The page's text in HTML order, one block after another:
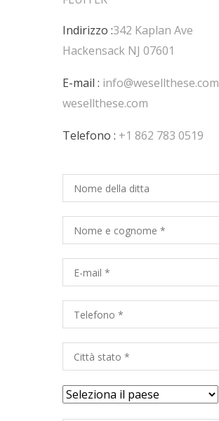
Indirizzo :342 Kaplan Ave
Hackensack NJ 07601
E-mail : info@wesellthese.com
wesellthese.com
Telefono : +1 862 783 0519